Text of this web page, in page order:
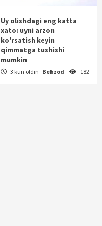
Uy olishdagi eng katta
xato: uyni arzon
ko'rsatish keyin
qimmatga tushishi
mumkin
3 kun oldin Behzod 182